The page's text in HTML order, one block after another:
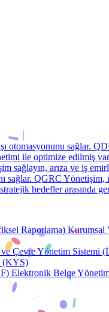
otomasyonunu sağlar.
ile optimize edilmiş
sağlayın, arıza ve iş
sağlar. QGRC Yönetişim,
hedefler arasında
Raporlama) Kurumsal
ve Çevre Yönetim Sistemi
(KYS)
Elektronik Belge